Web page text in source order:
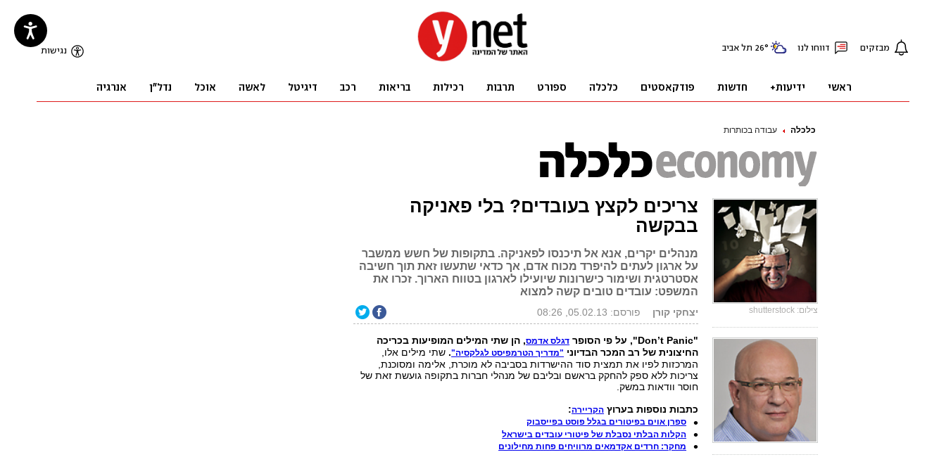
כלכלה עבודה בכותרות
צריכים לקצץ בעובדים? בלי פאניקה
בבקשה
מנהלים יקרים, אנא אל תיכנסו לפאניקה. בתקופות של חשש ממשבר
על ארגון לעתים להיפרד מכוח אדם, אך כדאי שתעשו זאת תוך חשיבה
אסטרטגית ושימור כישרונות שיועילו לארגון בטווח הארוך. זכרו את
המשפט: עובדים טובים קשה למצוא
יצחקי קורן פורסם: 05.02.13, 08:26
"Don’t Panic", על פי הסופר דגלס אדמס, הן שתי המילים המופיעות בכריכה
החיצונית של רב המכר הבדיוני "מדריך הטרמפיסט לגלקסיה". שתי מילים אלו,
המרכזות לפיו את תמצית סוד ההישרדות בסביבה לא מוכרת, אלימה ומסוכנת,
צריכות ללא ספק להחקק בראשם ובליבם של מנהלי חברות בתקופה גועשת זאת של
חוסר וודאות במשק.
כתבות נוספות בערוץ הקריירה:
ספרן אוים בפיטורים בגלל פוסט בפייסבוק
הקלות הבלתי נסבלת של פיטורי עובדים בישראל
מחקר: חרדים אקדמאים מרוויחים פחות מחילונים
צילום: shutterstock